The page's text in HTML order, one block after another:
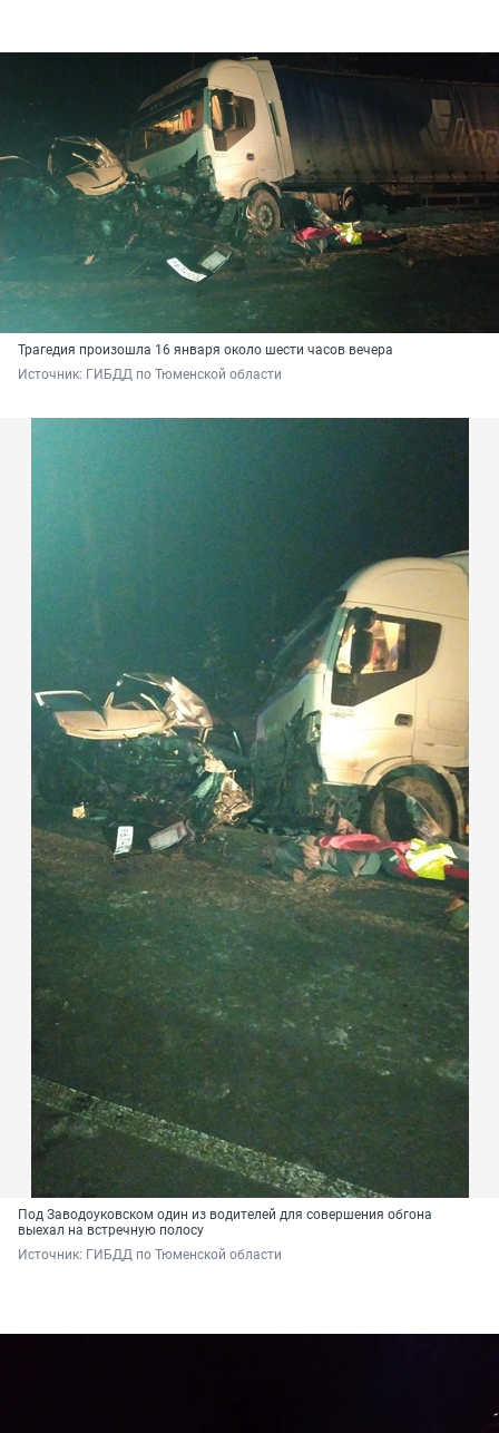
Трагедия произошла 16 января около шести часов вечера
Источник: ГИБДД по Тюменской области
Под Заводоуковском один из водителей для совершения обгона
выехал на встречную полосу
Источник: ГИБДД по Тюменской области